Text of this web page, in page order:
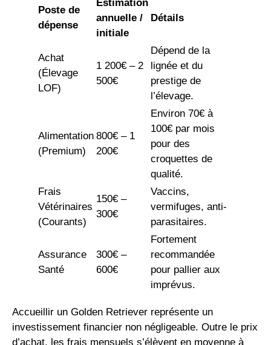
Poste de
dépense
Estimation
annuelle /
initiale
Détails
Achat
(Élevage
LOF)
1 200€ – 2
500€
Dépend de la
lignée et du
prestige de
l’élevage.
Alimentation
(Premium)
800€ – 1
200€
Environ 70€ à
100€ par mois
pour des
croquettes de
qualité.
Frais
Vétérinaires
(Courants)
150€ –
300€
Vaccins,
vermifuges, anti-
parasitaires.
Assurance
Santé
300€ –
600€
Fortement
recommandée
pour pallier aux
imprévus.
Accueillir un Golden Retriever représente un
investissement financier non négligeable. Outre le prix
d’achat, les frais mensuels s’élèvent en moyenne à